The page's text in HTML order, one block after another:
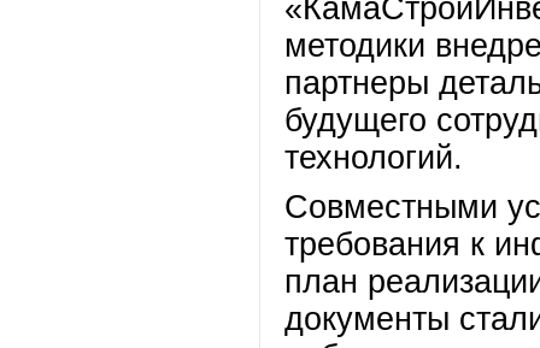
методики
партнеры
будущего
технологий.
Совместными
требования к
план
документы